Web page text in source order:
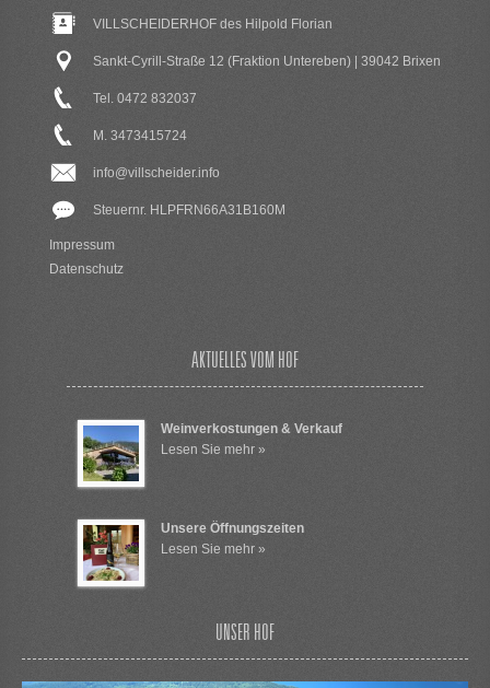
VILLSCHEIDERHOF des Hilpold Florian
Sankt-Cyrill-Straße 12 (Fraktion Untereben) | 39042 Brixen
Tel. 0472 832037
M. 3473415724
info@villscheider.info
Steuernr. HLPFRN66A31B160M
Impressum
Datenschutz
AKTUELLES VOM HOF
Weinverkostungen & Verkauf
Lesen Sie mehr »
Unsere Öffnungszeiten
Lesen Sie mehr »
UNSER HOF